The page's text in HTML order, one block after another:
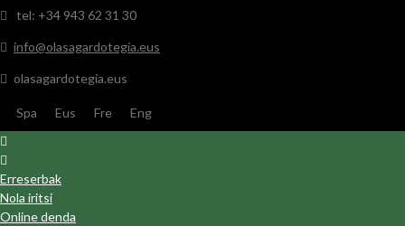
tel: +34 943 62 31 30
info@olasagardotegia.eus
olasagardotegia.eus
Spa Eus Fre Eng
Erreserbak
Nola iritsi
Online denda